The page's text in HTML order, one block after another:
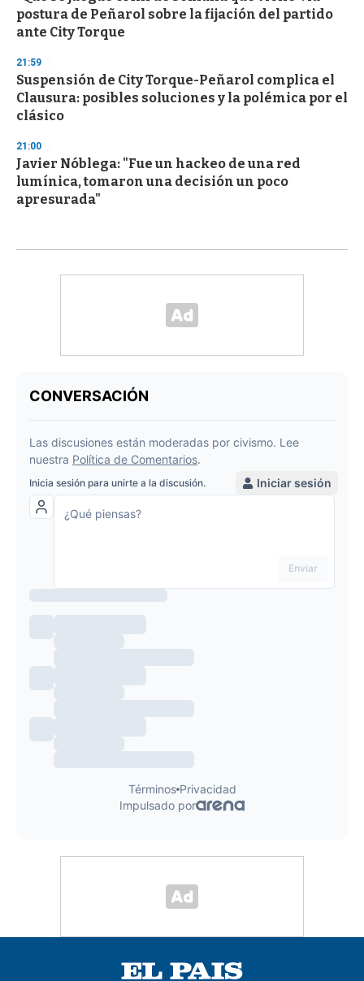
postura de Peñarol sobre la fijación del partido
ante City Torque
21:59
Suspensión de City Torque-Peñarol complica el
Clausura: posibles soluciones y la polémica por el
clásico
21:00
Javier Nóblega: "Fue un hackeo de una red
lumínica, tomaron una decisión un poco
apresurada"